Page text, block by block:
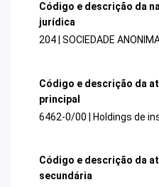
Código e descrição da
jurídica
204 | SOCIEDADE
Código e descrição da
principal
6462-0/00 | Holdings de
Código e descrição da
secundária